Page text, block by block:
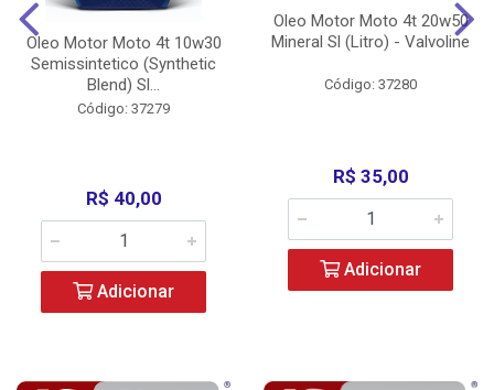
Oleo Motor Moto 4t 10w30
Semissintetico (Synthetic
Blend) Sl...
Código: 37279
R$ 40,00
Adicionar
Oleo Motor Moto 4t 20w50
Mineral Sl (Litro) - Valvoline
Código: 37280
R$ 35,00
Adicionar